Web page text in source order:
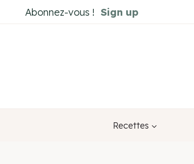
au
Abonnez-vous ! Sign up
Recettes